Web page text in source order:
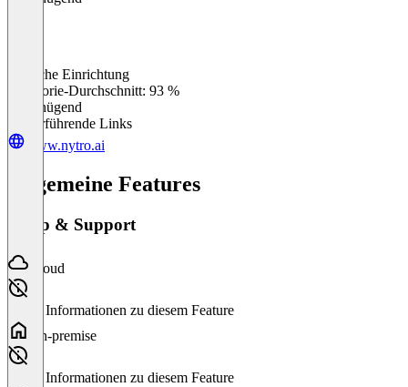
Einfache Einrichtung
Kategorie-Durchschnitt: 93 %
Ungenügend
Weiterführende Links
www.nytro.ai
Allgemeine Features
Setup & Support
Cloud
Keine Informationen zu diesem Feature
On-premise
Keine Informationen zu diesem Feature